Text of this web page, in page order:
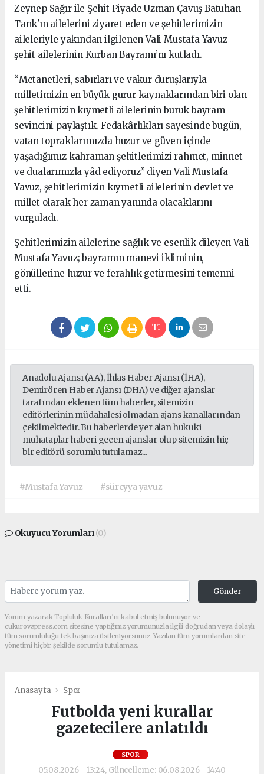
Zeynep Sağır ile Şehit Piyade Uzman Çavuş Batuhan
Tank'ın ailelerini ziyaret eden ve şehitlerimizin
aileleriyle yakından ilgilenen Vali Mustafa Yavuz
şehit ailelerinin Kurban Bayramı’nı kutladı.
“Metanetleri, sabırları ve vakur duruşlarıyla
milletimizin en büyük gurur kaynaklarından biri olan
şehitlerimizin kıymetli ailelerinin buruk bayram
sevincini paylaştık. Fedakârlıkları sayesinde bugün,
vatan topraklarımızda huzur ve güven içinde
yaşadığımız kahraman şehitlerimizi rahmet, minnet
ve dualarımızla yâd ediyoruz” diyen Vali Mustafa
Yavuz, şehitlerimizin kıymetli ailelerinin devlet ve
millet olarak her zaman yanında olacaklarını
vurguladı.
Şehitlerimizin ailelerine sağlık ve esenlik dileyen Vali
Mustafa Yavuz; bayramın manevi ikliminin,
gönüllerine huzur ve ferahlık getirmesini temenni
etti.
Anadolu Ajansı (AA), İhlas Haber Ajansı (İHA),
Demirören Haber Ajansı (DHA) ve diğer ajanslar
tarafından eklenen tüm haberler, sitemizin
editörlerinin müdahalesi olmadan ajans kanallarından
çekilmektedir. Bu haberlerde yer alan hukuki
muhataplar haberi geçen ajanslar olup sitemizin hiç
bir editörü sorumlu tutulamaz...
#Mustafa Yavuz #süreyya yavuz
Okuyucu Yorumları(0)
Gönder
Yorum yazarak Topluluk Kuralları’nı kabul etmiş bulunuyor ve
cukurovapress.com sitesine yaptığınız yorumunuzla ilgili doğrudan veya dolaylı
tüm sorumluluğu tek başınıza üstleniyorsunuz. Yazılan tüm yorumlardan site
yönetimi hiçbir şekilde sorumlu tutulamaz.
Anasayfa Spor
Futbolda yeni kurallar
gazetecilere anlatıldı
SPOR
05.08.2026 - 13:24, Güncelleme: 06.08.2026 - 14:40